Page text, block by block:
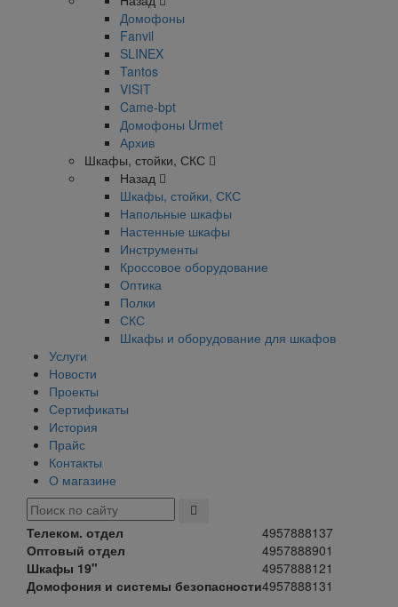
Домофоны
Fanvil
SLINEX
Tantos
VISIT
Came-bpt
Домофоны Urmet
Архив
Шкафы, стойки, СКС
Назад
Шкафы, стойки, СКС
Напольные шкафы
Настенные шкафы
Инструменты
Кроссовое оборудование
Оптика
Полки
СКС
Шкафы и оборудование для шкафов
Услуги
Новости
Проекты
Сертификаты
История
Прайс
Контакты
О магазине
Телеком. отдел
4957888137
Оптовый отдел
4957888901
Шкафы 19"
4957888121
Домофония и системы безопасности4957888131